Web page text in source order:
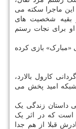
این ماجرا سکته می
بقیه شخصیت های
او برای نجات رستم
«مبارک» بازی کرده
کارول بالارد،
ماه) ساعت ۱۷: ۴۵ از شبکه امید پخش می
داستان زندگی یک
است که در اثر یک
قبلا از هم جدا